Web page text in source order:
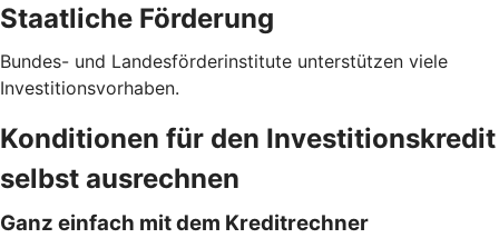
Staatliche Förderung
Bundes- und Landesförderinstitute unterstützen viele
Investitionsvorhaben.
Konditionen für den Investitionskredit
selbst ausrechnen
Ganz einfach mit dem Kreditrechner